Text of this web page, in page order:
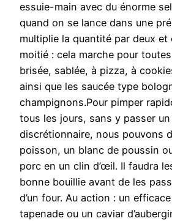
essuie-main avec du énorme
quand on se lance dans une
multiplie la quantité par deux et
moitié : cela marche pour
brisée, sablée, à pizza, à
ainsi que les saucée type
champignons.Pour pimper
tous les jours, sans y passer
discrétionnaire, nous pouvons
poisson, un blanc de poussin
porc en un clin d’œil. Il faudra
bonne bouillie avant de les
d’un four. Au action : un
tapenade ou un caviar